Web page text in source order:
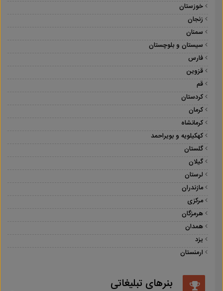
خوزستان
زنجان
سمنان
سیستان و بلوچستان
فارس
قزوین
قم
کردستان
کرمان
کرمانشاه
کهکیلویه و بویراحمد
گلستان
گیلان
لرستان
مازندران
مرکزی
هرمزگان
همدان
یزد
ارمنستان
بنرهای تبلیغاتی